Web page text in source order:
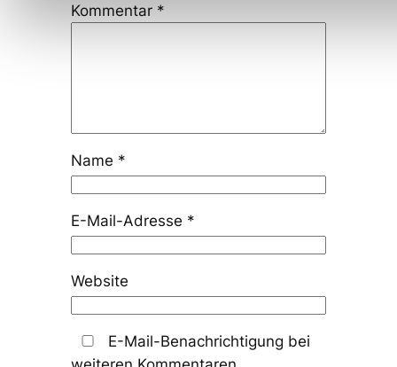
Kommentar *
Name *
E-Mail-Adresse *
Website
E-Mail-Benachrichtigung bei